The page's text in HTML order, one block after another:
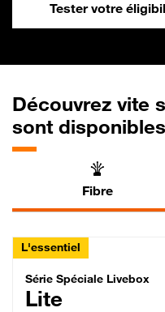
Tester votre
Découvrez vite
sont
Fibre
L'essentiel
Série Spéciale
Série Spéciale Livebox
Lite